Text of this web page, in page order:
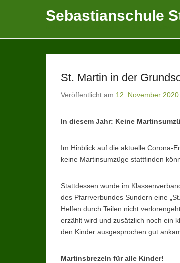
Sebastianschule
St. Martin in der
Veröffentlicht am 12. November 2020
In diesem Jahr: Keine
Im Hinblick auf die aktuelle Corona-
keine Martinsumzüge stattfinden
Stattdessen wurde im
des Pfarrverbundes Sundern eine
Helfen durch Teilen nicht
erzählt wird und zusätzlich noch ein
den Kinder ausgesprochen gut
Martinsbrezeln für alle Kinder!